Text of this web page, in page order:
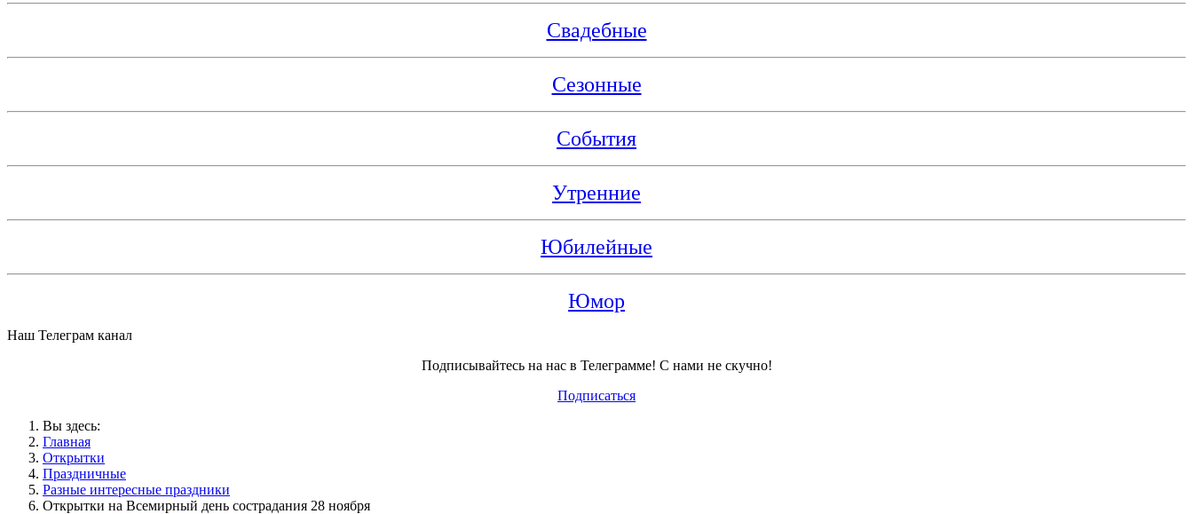
Свадебные
Сезонные
События
Утренние
Юбилейные
Юмор
Наш Телеграм канал
Подписывайтесь на нас в Телеграмме! С нами не скучно!
Подписаться
Вы здесь:
Главная
Открытки
Праздничные
Разные интересные праздники
Открытки на Всемирный день сострадания 28 ноября